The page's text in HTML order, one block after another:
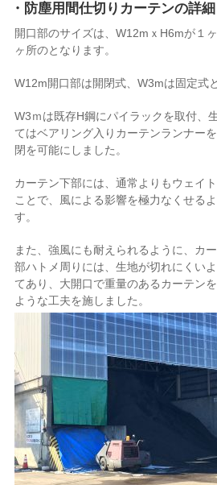
・防塵用間仕切りカーテンの詳細
開口部のサイズは、W12mｘH6mが１
ヶ所のとなります。
W12m開口部は開閉式、W3mは固定式
W3ｍは既存H鋼にパイラックを取付、
てはベアリング入りカーテンランナー
閉を可能にしました。
カーテン下部には、通常よりもウェイ
ことで、風による影響を極力なくせる
す。
また、強風にも耐えられるように、カ
部ハトメ周りには、生地が切れにくい
てあり、大開口で重量のあるカーテン
ような工夫を施しました。